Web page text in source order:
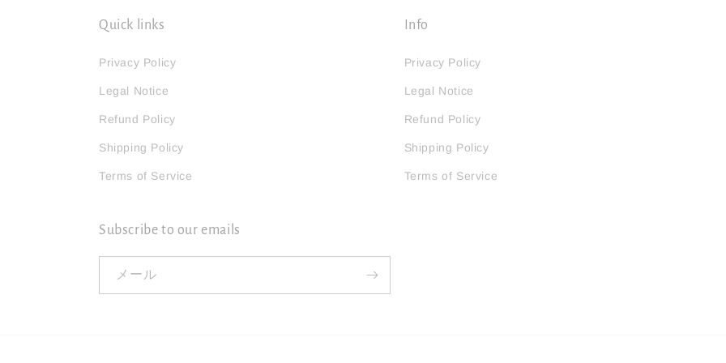
Quick links
Privacy Policy
Legal Notice
Refund Policy
Shipping Policy
Terms of Service
Info
Privacy Policy
Legal Notice
Refund Policy
Shipping Policy
Terms of Service
Subscribe to our emails
メール